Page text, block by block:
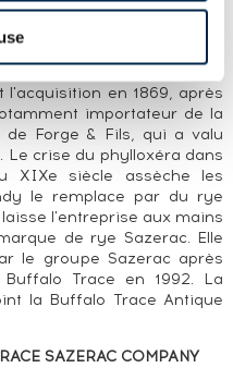
bourbons (William Larue
Rare) et de deux rye
Sazerac Coffee House, à
l'acquisition en 1869, après
importateur de la
de Forge & Fils, qui a valu
Le crise du phylloxéra dans
XIXe siècle assèche les
le remplace par du rye
l'entreprise aux mains
de rye Sazerac. Elle
le groupe Sazerac après
Trace en 1992. La
la Buffalo Trace Antique
SAZERAC COMPANY